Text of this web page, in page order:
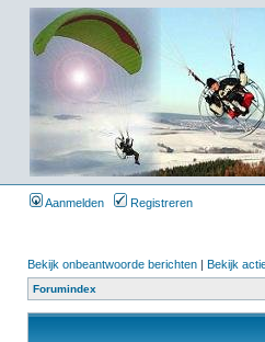
Aanmelden Registreren
Bekijk onbeantwoorde berichten | Bekijk
Forumindex